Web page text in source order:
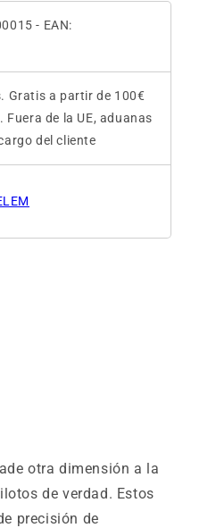
- EAN:
Gratis a partir de 100€
de la UE, aduanas
del cliente
otra dimensión a la
de verdad. Estos
precisión de